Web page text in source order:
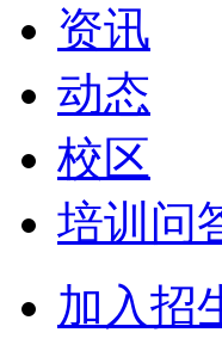
资讯
动态
校区
培训问
加入招